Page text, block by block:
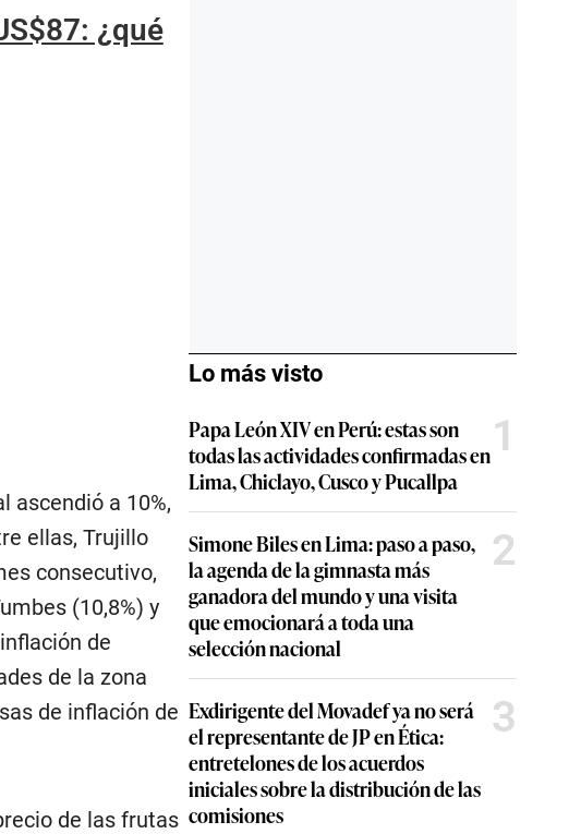
¿qué
ascendió a 10%,
ellas, Trujillo
consecutivo,
(10,8%) y
de
de la zona
de inflación de
de las frutas
Lo más visto
Papa León XIV en Perú: estas son
todas las actividades confirmadas en
Lima, Chiclayo, Cusco y Pucallpa
1
Simone Biles en Lima: paso a paso,
la agenda de la gimnasta más
ganadora del mundo y una visita
que emocionará a toda una
selección nacional
2
Exdirigente del Movadef ya no será
el representante de JP en Ética:
entretelones de los acuerdos
iniciales sobre la distribución de las
comisiones
3